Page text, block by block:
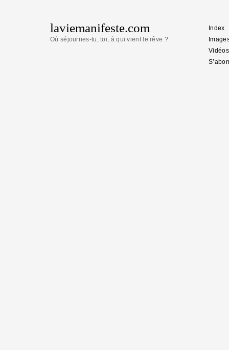
laviemanifeste.com
Où séjournes-tu, toi, à qui vient le rêve ?
Index
Vidéos